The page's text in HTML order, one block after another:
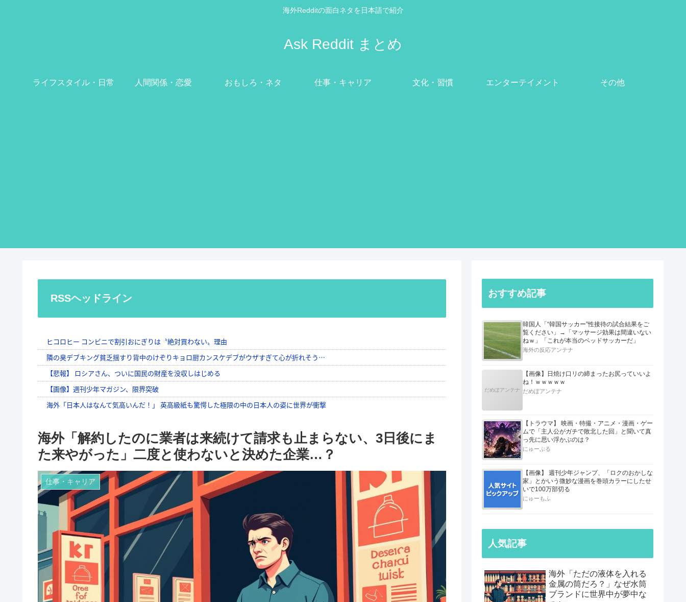
海外Redditの面白ネタを日本語で紹介
Ask Reddit まとめ
ライフスタイル・日常 人間関係・恋愛 おもしろ・ネタ 仕事・キャリア 文化・習慣 エンターテイメント その他
RSSヘッドライン
海外「解約したのに業者は来続けて請求も止まらない、3日後にま
た来やがった」二度と使わないと決めた企業…？
仕事・キャリア
おすすめ記事
韓国人「“韓国サッカー”性接待の試合結果をご
覧ください」→「マッサージ効果は間違いない
ねｗ」「これが本当のベッドサッカーだ」
海外の反応アンテナ
だめぽアンテナ
【画像】日焼け口リの締まったお尻っていいよ
ね！ｗｗｗｗｗ
だめぽアンテナ
【トラウマ】 映画・特撮・アニメ・漫画・ゲー
ムで「主人公がガチで敗北した回」と聞いて真
っ先に思い浮かぶのは？
にゅーぷる
【画像】 週刊少年ジャンプ、「ロクのおかしな
家」とかいう微妙な漫画を巻頭カラーにしたせ
いで100万部切る
にゅーもふ
人気記事
海外「ただの液体を入れる
金属の筒だろ？」なぜ水筒
ブランドに世界中が夢中な